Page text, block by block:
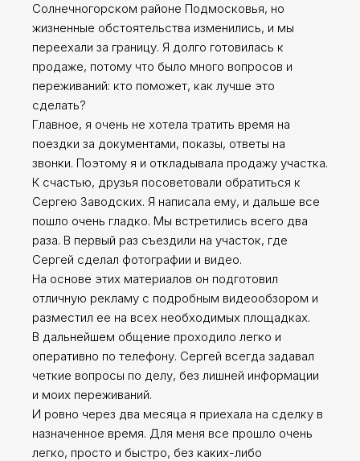
Солнечногорском районе Подмосковья, но
жизненные обстоятельства изменились, и мы
переехали за границу. Я долго готовилась к
продаже, потому что было много вопросов и
переживаний: кто поможет, как лучше это
сделать?
Главное, я очень не хотела тратить время на
поездки за документами, показы, ответы на
звонки. Поэтому я и откладывала продажу участка.
К счастью, друзья посоветовали обратиться к
Сергею Заводских. Я написала ему, и дальше все
пошло очень гладко. Мы встретились всего два
раза. В первый раз съездили на участок, где
Сергей сделал фотографии и видео.
На основе этих материалов он подготовил
отличную рекламу с подробным видеообзором и
разместил ее на всех необходимых площадках.
В дальнейшем общение проходило легко и
оперативно по телефону. Сергей всегда задавал
четкие вопросы по делу, без лишней информации
и моих переживаний.
И ровно через два месяца я приехала на сделку в
назначенное время. Для меня все прошло очень
легко, просто и быстро, без каких-либо